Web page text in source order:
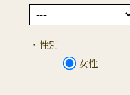
・性別
女性